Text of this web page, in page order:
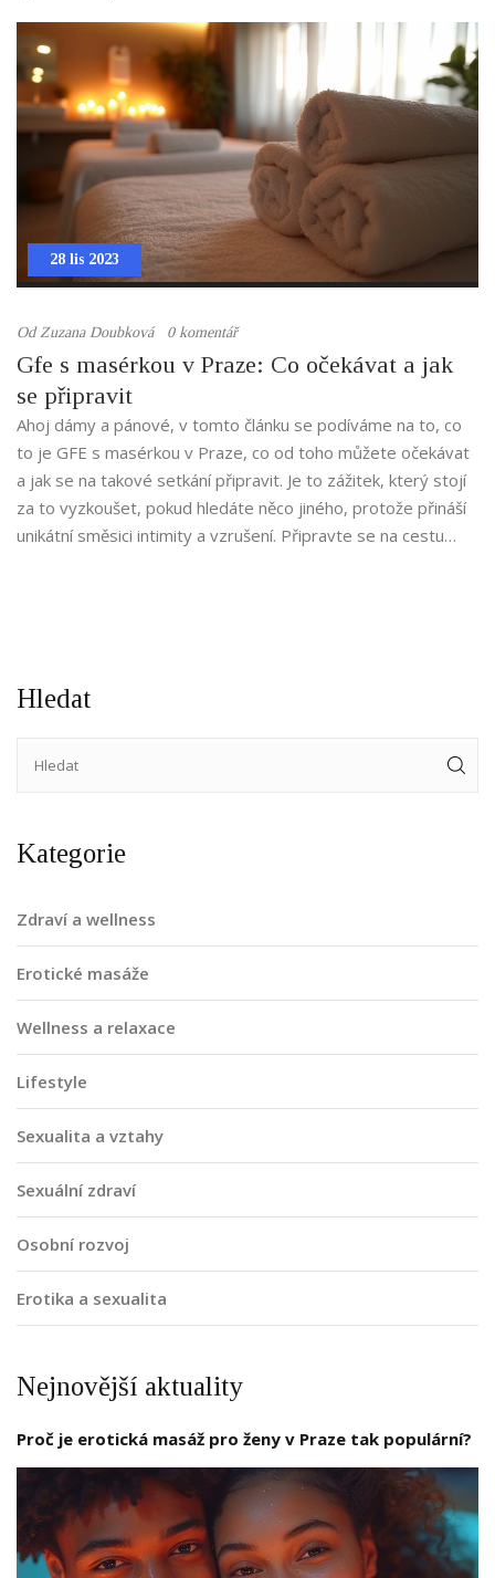
28 lis 2023
OdZuzana Doubková 0 komentář
Gfe s masérkou v Praze: Co očekávat a jak
se připravit
Ahoj dámy a pánové, v tomto článku se podíváme na to, co
to je GFE s masérkou v Praze, co od toho můžete očekávat
a jak se na takové setkání připravit. Je to zážitek, který stojí
za to vyzkoušet, pokud hledáte něco jiného, protože přináší
unikátní směsici intimity a vzrušení. Připravte se na cestu
Hledat
Kategorie
Zdraví a wellness
Erotické masáže
Wellness a relaxace
Lifestyle
Sexualita a vztahy
Sexuální zdraví
Osobní rozvoj
Erotika a sexualita
Nejnovější aktuality
Proč je erotická masáž pro ženy v Praze tak populární?